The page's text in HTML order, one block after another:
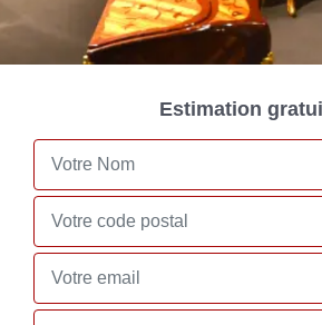
Estimation